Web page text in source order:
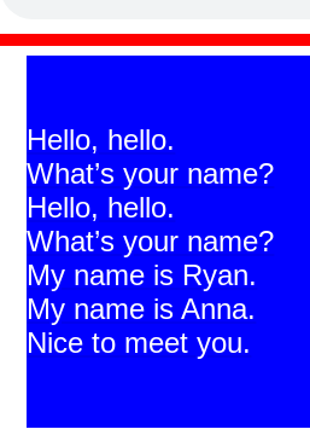
Hello, hello.
What’s your name?
Hello, hello.
What’s your name?
My name is Ryan.
My name is Anna.
Nice to meet you.